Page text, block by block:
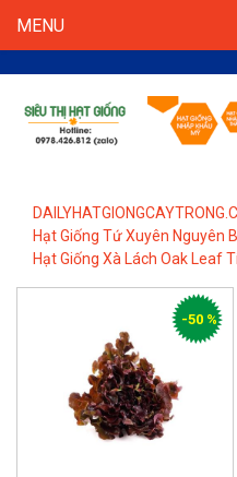
MENU
Hạt Giống Tứ Xuyên Nguyên
Hạt Giống Xà Lách Oak Leaf
-50 %